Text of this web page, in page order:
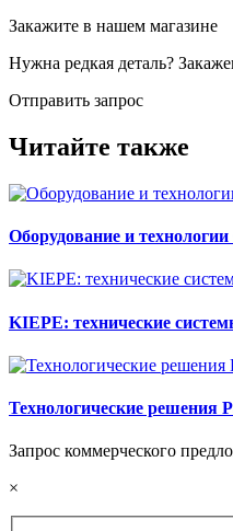
Закажите в нашем магазине
Нужна редкая деталь?
Отправить запрос
Читайте также
Оборудование и
KIEPE: технические
Технологические решения
Запрос коммерческого
×